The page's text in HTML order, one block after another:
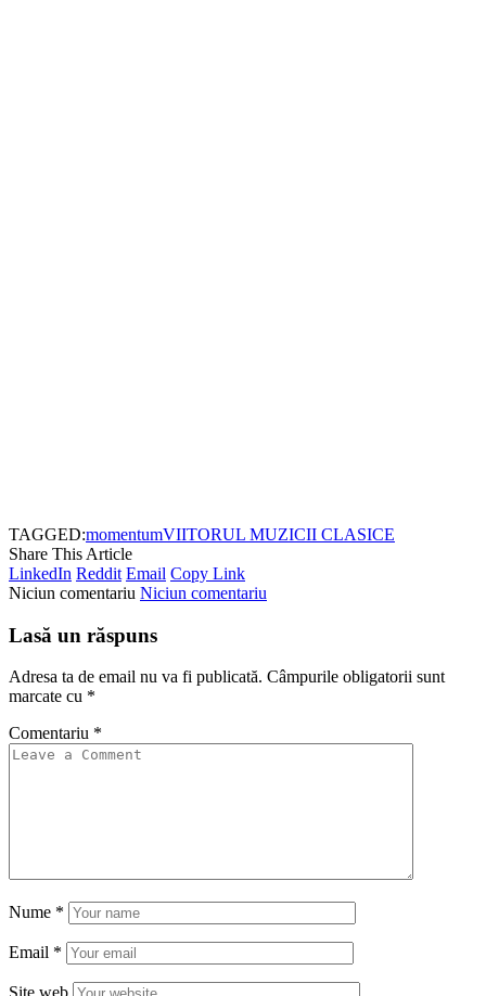
TAGGED:momentumVIITORUL MUZICII CLASICE
Share This Article
LinkedIn Reddit Email Copy Link
Niciun comentariu Niciun comentariu
Lasă un răspuns
Adresa ta de email nu va fi publicată. Câmpurile obligatorii sunt
marcate cu *
Comentariu *
Nume *
Email *